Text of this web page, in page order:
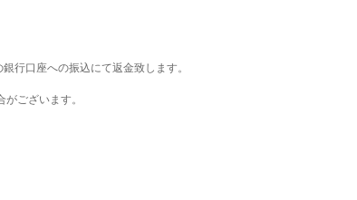
行口座への振込にて返金致します。
ございます。